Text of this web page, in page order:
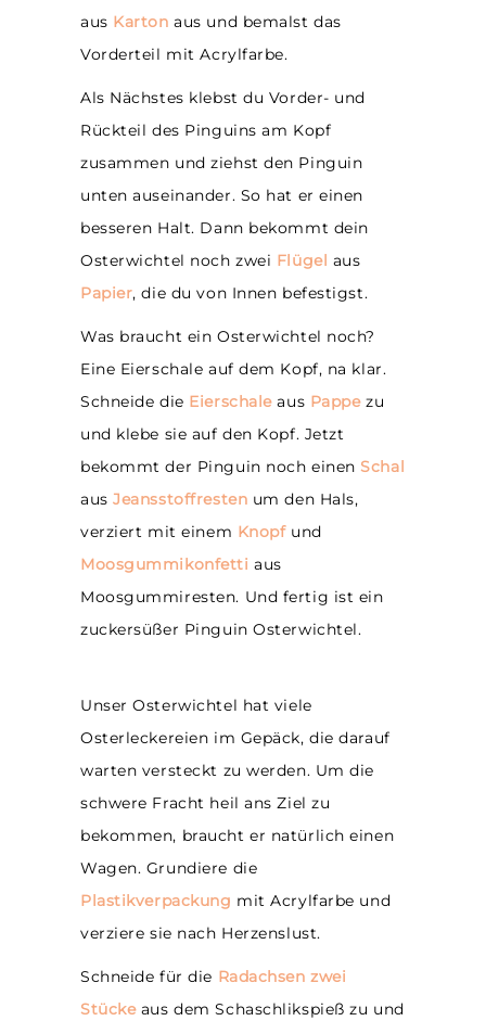
aus Karton aus und bemalst das
Vorderteil mit Acrylfarbe.
Als Nächstes klebst du Vorder- und
Rückteil des Pinguins am Kopf
zusammen und ziehst den Pinguin
unten auseinander. So hat er einen
besseren Halt. Dann bekommt dein
Osterwichtel noch zwei Flügel aus
Papier, die du von Innen befestigst.
Was braucht ein Osterwichtel noch?
Eine Eierschale auf dem Kopf, na klar.
Schneide die Eierschaleaus Pappezu
und klebe sie auf den Kopf. Jetzt
bekommt der Pinguin noch einenSchal
ausJeansstoffresten um den Hals,
verziert mit einem Knopfund
Moosgummikonfetti aus
Moosgummiresten. Und fertig ist ein
zuckersüßer Pinguin Osterwichtel.
Unser Osterwichtel hat viele
Osterleckereien im Gepäck, die darauf
warten versteckt zu werden. Um die
schwere Fracht heil ans Ziel zu
bekommen, braucht er natürlich einen
Wagen. Grundiere die
Plastikverpackung mit Acrylfarbe und
verziere sie nach Herzenslust.
Schneide für die Radachsen zwei
Stückeaus dem Schaschlikspieß zu und